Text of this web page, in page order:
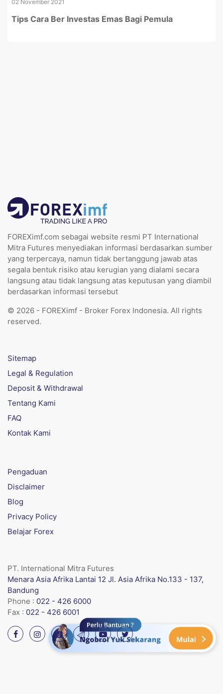
02 November 2021
Tips Cara Ber Investas Emas Bagi Pemula
FOREXimf.com sebagai website resmi PT International
Mitra Futures menyediakan informasi berdasarkan sumber
yang terpercaya, namun tidak bertanggung jawab atas
segala bentuk risiko atau kerugian yang dialami secara
langsung atau tidak langsung atas keputusan yang diambil
berdasarkan informasi tersebut
© 2026 - FOREXimf - Broker Forex Indonesia. All rights
reserved.
Sitemap
Legal & Regulation
Deposit & Withdrawal
Tentang Kami
FAQ
Kontak Kami
Pengaduan
Disclaimer
Blog
Privacy Policy
Belajar Forex
PT. International Mitra Futures
Menara Asia Afrika Lantai 12 Jl. Asia Afrika No.133 - 137,
Bandung
Phone : 022 - 426 6000
Fax : 022 - 426 6001